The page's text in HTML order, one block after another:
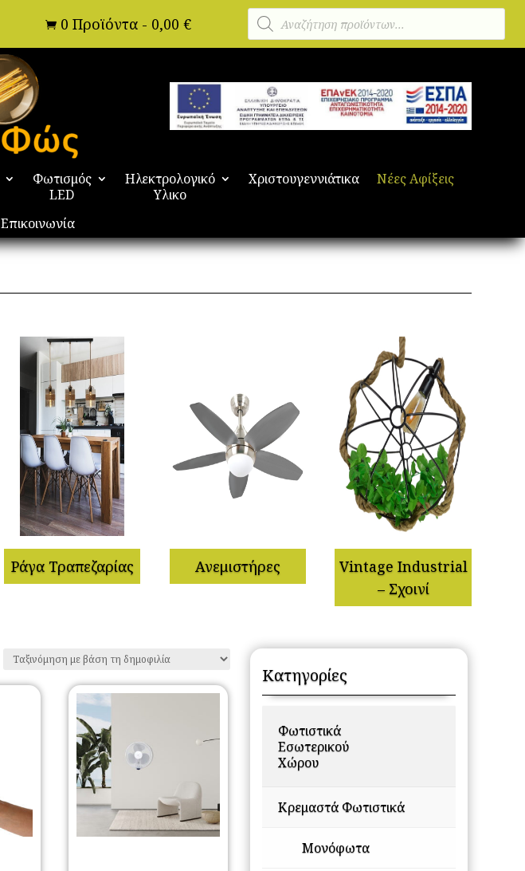
 0 Προϊόντα - 0,00€ Αναζήτηση
προϊόντων
Φωτισμός
LED
Ηλεκτρολογικό
Υλικο
Χριστουγεννιάτικα Νέες Αφίξεις
Επικοινωνία
Ράγα Τραπεζαρίας Ανεμιστήρες
Vintage Industrial
– Σχοινί
Κατηγορίες
Φωτιστικά
Εσωτερικού
Χώρου
Κρεμαστά Φωτιστικά
Μονόφωτα